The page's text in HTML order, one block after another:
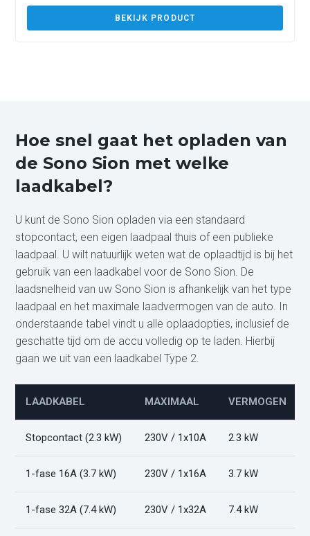
BEKIJK PRODUCT
Hoe snel gaat het opladen van
de Sono Sion met welke
laadkabel?
U kunt de Sono Sion opladen via een standaard
stopcontact, een eigen laadpaal thuis of een publieke
laadpaal. U wilt natuurlijk weten wat de oplaadtijd is bij het
gebruik van een laadkabel voor de Sono Sion. De
laadsnelheid van uw Sono Sion is afhankelijk van het type
laadpaal en het maximale laadvermogen van de auto. In
onderstaande tabel vindt u alle oplaadopties, inclusief de
geschatte tijd om de accu volledig op te laden. Hierbij
gaan we uit van een laadkabel Type 2.
LAADKABEL MAXIMAAL VERMOGEN
Stopcontact (2.3 kW) 230V / 1x10A 2.3 kW
1-fase 16A (3.7 kW) 230V / 1x16A 3.7 kW
1-fase 32A (7.4 kW) 230V / 1x32A 7.4 kW